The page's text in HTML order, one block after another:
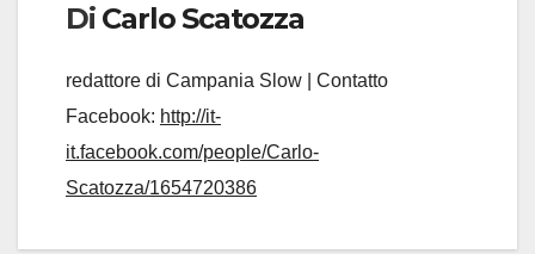
Di Carlo Scatozza
redattore di Campania Slow | Contatto
Facebook: http://it-
it.facebook.com/people/Carlo-
Scatozza/1654720386